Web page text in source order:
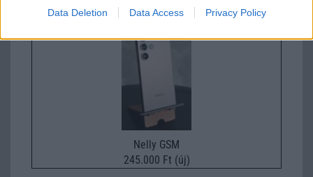
Data Deletion Data Access Privacy Policy
Samsung Galaxy S26
Nelly GSM
245.000 Ft (új)